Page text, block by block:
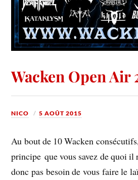
Wacken Open Air
NICO 5 AOÛT 2015
Au bout de 10 Wacken
principe que vous savez de quoi il
donc pas besoin de vous faire le